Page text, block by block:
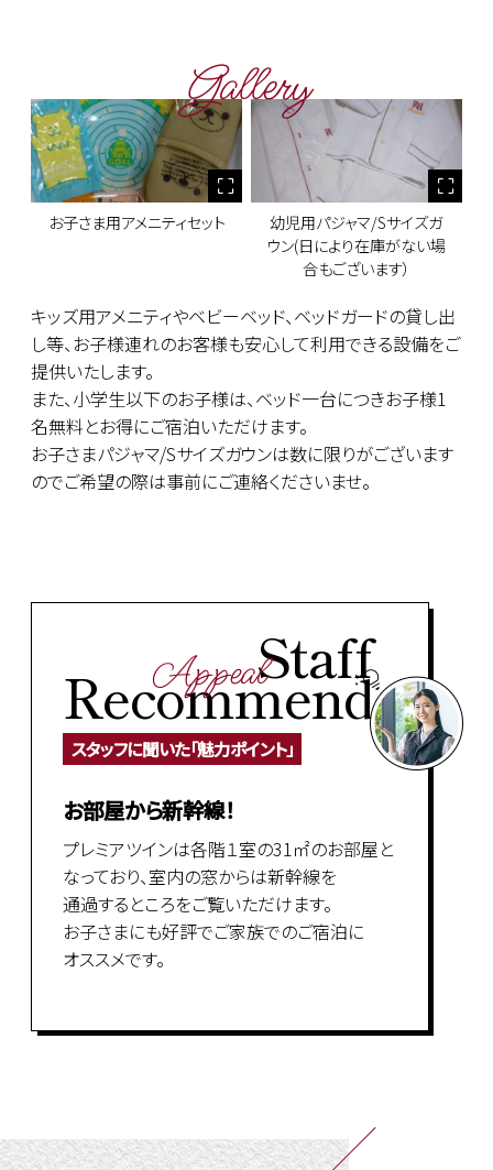
Gallery
お子さま用アメニティセット
幼児用パジャマ/Sサイズガ
ウン(日により在庫がない場
合もございます）
キッズ用アメニティやベビーベッド、ベッドガードの貸し出
し等、お子様連れのお客様も安心して利用できる設備をご
提供いたします。
また、小学生以下のお子様は、ベッド一台につきお子様1
名無料とお得にご宿泊いただけます。
お子さまパジャマ/Sサイズガウンは数に限りがございます
のでご希望の際は事前にご連絡くださいませ。
AppealStaff
Recommend
スタッフに聞いた「魅力ポイント」
お部屋から新幹線！
プレミアツインは各階１室の31㎡のお部屋と
なっており、室内の窓からは新幹線を
通過するところをご覧いただけます。
お子さまにも好評でご家族でのご宿泊に
オススメです。